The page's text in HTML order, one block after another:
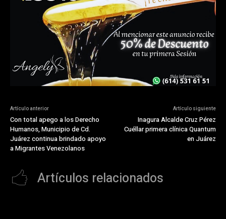
Artículo anterior
Con total apego a los Derecho
Humanos, Municipio de Cd.
Juárez continua brindado apoyo
a Migrantes Venezolanos
Artículo siguiente
Inagura Alcalde Cruz Pérez
Cuéllar primera clínica Quantum
en Juárez
Artículos relacionados